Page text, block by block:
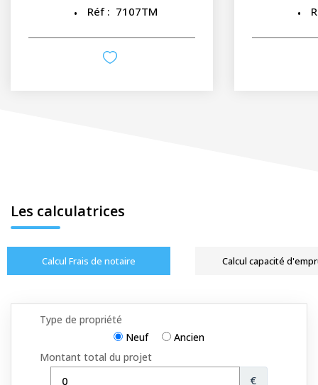
Réf : 7107TM
Les calculatrices
Calcul Frais de notaire Calcul capacité